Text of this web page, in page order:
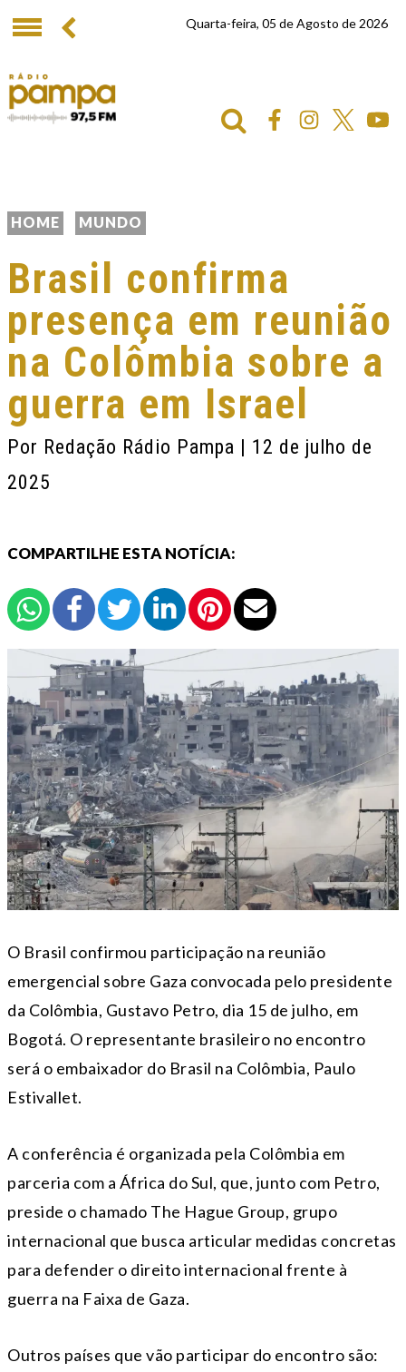
Quarta-feira, 05 de Agosto de 2026
HOME MUNDO
Brasil confirma
presença em reunião
na Colômbia sobre a
guerra em Israel
Por Redação Rádio Pampa | 12 de julho de
2025
COMPARTILHE ESTA NOTÍCIA:
O Brasil confirmou participação na reunião
emergencial sobre Gaza convocada pelo presidente
da Colômbia, Gustavo Petro, dia 15 de julho, em
Bogotá. O representante brasileiro no encontro
será o embaixador do Brasil na Colômbia, Paulo
Estivallet.
A conferência é organizada pela Colômbia em
parceria com a África do Sul, que, junto com Petro,
preside o chamado The Hague Group, grupo
internacional que busca articular medidas concretas
para defender o direito internacional frente à
guerra na Faixa de Gaza.
Outros países que vão participar do encontro são: